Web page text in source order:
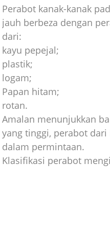
Perabot kanak-kanak
jauh berbeza dengan
dari:
kayu pepejal;
plastik;
logam;
Papan hitam;
rotan.
Amalan menunjukkan
yang tinggi, perabot
dalam permintaan.
Klasifikasi perabot